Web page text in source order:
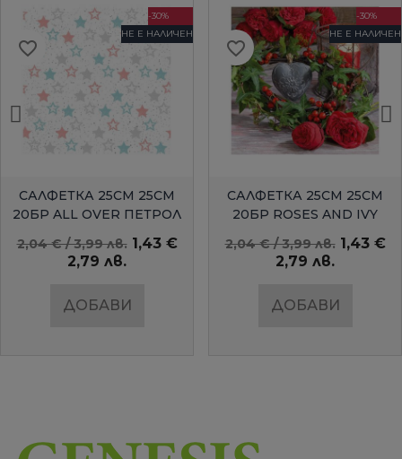
БЪРЗ ПРЕГЛЕД
-30%
НЕ Е НАЛИЧЕН
САЛФЕТКА 25СМ 25СМ
20БР ALL OVER ПЕТРОЛ
2,04 € / 3,99 лв. 1,43 €
2,79 лв.
ДОБАВИ
favorite_border
БЪРЗ ПРЕГЛЕД
-30%
НЕ Е НАЛИЧЕН
САЛФЕТКА 25СМ 25СМ
20БР ROSES AND IVY
AMBIENTE
2,04 € / 3,99 лв. 1,43 €
2,79 лв.
ДОБАВИ
favorite_border